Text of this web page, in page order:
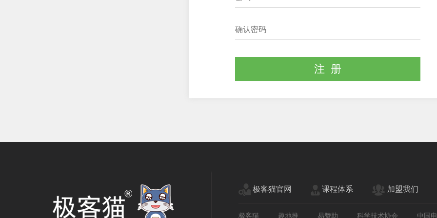
注 册
极客猫官网 课程体系 加盟我们
极客猫 趣地推 易赞助 科学技术协会 中国